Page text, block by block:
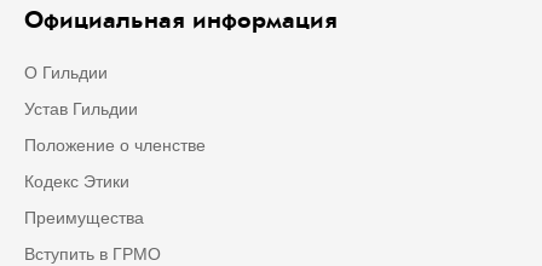
Официальная информация
О Гильдии
Устав Гильдии
Положение о членстве
Кодекс Этики
Преимущества
Вступить в ГРМО